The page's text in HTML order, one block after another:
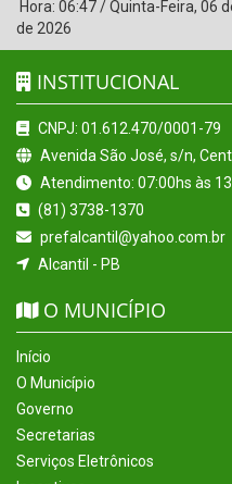
Hora: 06:47/Quinta-Feira, 06
de 2026
INSTITUCIONAL
CNPJ: 01.612.470/0001-79
Avenida São José, s/n,
Atendimento: 07:00hs às
(81) 3738-1370
prefalcantil@yahoo.com.br
Alcantil - PB
O MUNICÍPIO
Início
O Município
Governo
Secretarias
Serviços Eletrônicos